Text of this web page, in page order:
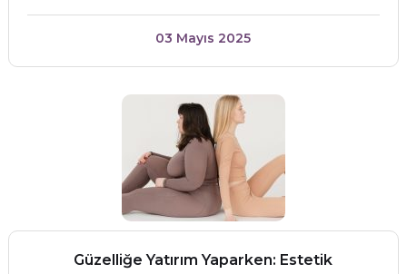
03 Mayıs 2025
Güzelliğe Yatırım Yaparken: Estetik